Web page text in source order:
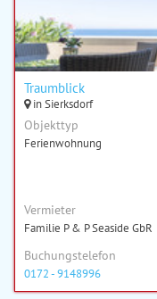
Traumblick
in Sierksdorf
Objekttyp
Ferienwohnung
Vermieter
Familie P & P Seaside GbR
Buchungstelefon
0172 - 9148996